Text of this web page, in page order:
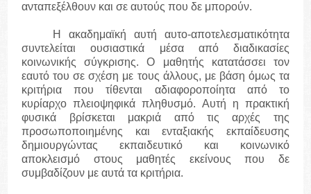
ανταπεξέλθουν και σε αυτούς που δε μπορούν.
Η ακαδημαϊκή αυτή αυτο-αποτελεσματικότητα
συντελείται ουσιαστικά μέσα από διαδικασίες
κοινωνικής σύγκρισης. Ο μαθητής κατατάσσει τον
εαυτό του σε σχέση με τους άλλους, με βάση όμως τα
κριτήρια που τίθενται αδιαφοροποίητα από το
κυρίαρχο πλειοψηφικά πληθυσμό. Αυτή η πρακτική
φυσικά βρίσκεται μακριά από τις αρχές της
προσωποποιημένης και ενταξιακής εκπαίδευσης
δημιουργώντας εκπαιδευτικό και κοινωνικό
αποκλεισμό στους μαθητές εκείνους που δε
συμβαδίζουν με αυτά τα κριτήρια.